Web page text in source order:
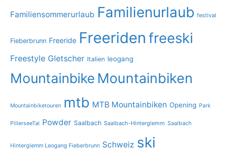
Familiensommerurlaub Familienurlaub festival
Fieberbrunn Freeride Freeriden freeski
Freestyle Gletscher Italien leogang
Mountainbike Mountainbiken
Mountainbiketouren mtb MTB Mountainbiken Opening Park
PillerseeTal Powder Saalbach Saalbach-Hinterglemm Saalbach
Hinterglemm Leogang Fieberbrunn Schweiz ski